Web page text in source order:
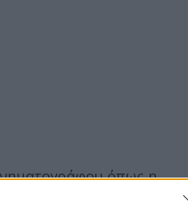
όπως η
Βασίλης Αυλωνίτης, ο